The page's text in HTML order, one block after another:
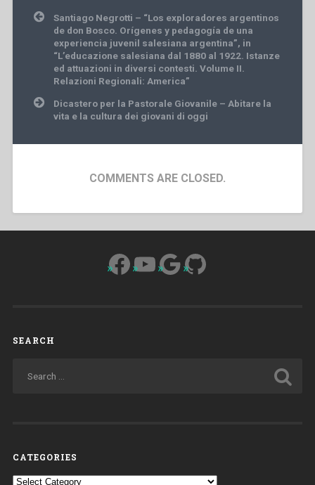
Post
navigation
Santiago Negrotti – “Los exploradores argentinos
de don Bosco. Orígenes y pedagogía de una
experiencia juvenil salesiana argentina”, in
“L’educazione salesiana dal 1880 al 1922. Istanze
ed attuazioni in diversi contesti. Volume II.
Relazioni Regionali: America”
Dicastero per la Pastorale Giovanile – Abitare la
vita e la cultura dei giovani di oggi
COMMENTS ARE CLOSED.
Facebook
YouTube
Google
GitHub
SEARCH
CATEGORIES
Categories